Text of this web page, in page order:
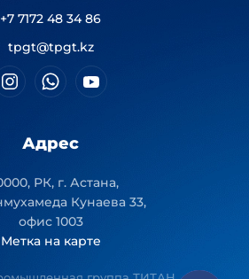
+7 7172 48 34 86
tpgt@tpgt.kz
Адрес
РК, г. Астана,
Кунаева 33,
офис 1003
Метка на карте